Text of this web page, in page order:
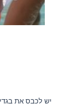
יש לכבס את